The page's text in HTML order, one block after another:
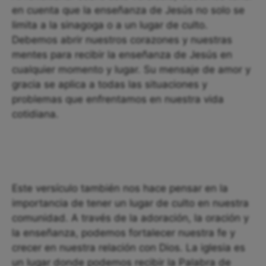
en cuenta que la enseñanza de Jesús no solo se
limita a la sinagoga o a un lugar de culto.
Debemos abrir nuestros corazones y nuestras
mentes para recibir la enseñanza de Jesús en
cualquier momento y lugar. Su mensaje de amor y
gracia se aplica a todas las situaciones y
problemas que enfrentamos en nuestra vida
cotidiana.
Este versículo también nos hace pensar en la
importancia de tener un lugar de culto en nuestra
comunidad. A través de la adoración, la oración y
la enseñanza, podemos fortalecer nuestra fe y
crecer en nuestra relación con Dios. La iglesia es
un lugar donde podemos recibir la Palabra de